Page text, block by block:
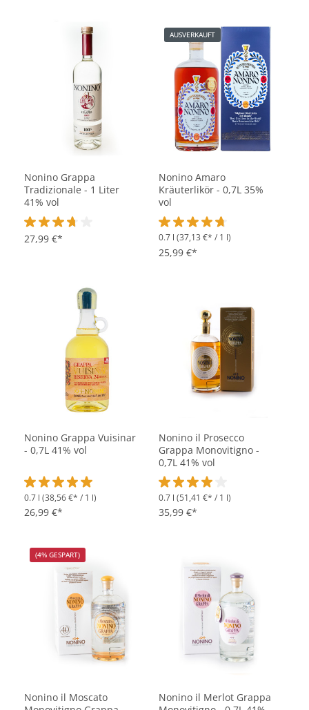
Nonino Grappa
Tradizionale - 1 Liter
41% vol
Durchschnittliche Bewertung von 3.6 von 5 Sternen
27,99 €*
AUSVERKAUFT
Nonino Amaro
Kräuterlikör - 0,7L 35%
vol
Durchschnittliche Bewertung
0.7 l (37,13 €* / 1 l)
25,99 €*
Nonino Grappa Vuisinar
- 0,7L 41% vol
Durchschnittliche Bewertung von 5 von 5 Sternen
0.7 l (38,56 €* / 1 l)
26,99 €*
Nonino il Prosecco
Grappa Monovitigno -
0,7L 41% vol
Durchschnittliche Bewertung
0.7 l (51,41 €* / 1 l)
35,99 €*
(4% GESPART)
Nonino il Moscato
Nonino il Merlot Grappa